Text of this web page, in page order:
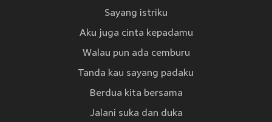
Sayang istriku
Aku juga cinta kepadamu
Walau pun ada cemburu
Tanda kau sayang padaku
Berdua kita bersama
Jalani suka dan duka